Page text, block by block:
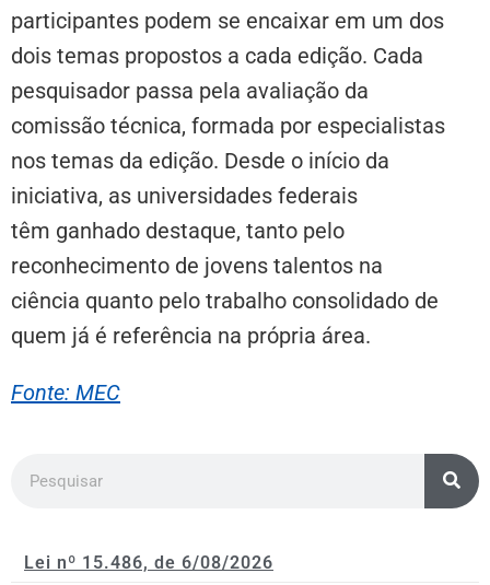
participantes podem se encaixar em um dos
dois temas propostos a cada edição. Cada
pesquisador passa pela avaliação da
comissão técnica, formada por especialistas
nos temas da edição. Desde o início da
iniciativa, as universidades federais
têm ganhado destaque, tanto pelo
reconhecimento de jovens talentos na
ciência quanto pelo trabalho consolidado de
quem já é referência na própria área.
Fonte: MEC
Lei nº 15.486, de 6/08/2026